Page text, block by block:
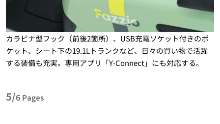
カラビナ型フック（前後2箇所）、USB充電ソケット付きのポ
ケット、シート下の19.1Lトランクなど、日々の買い物で活躍
する装備も充実。専用アプリ「Y-Connect」にも対応する。
5/6 Pages